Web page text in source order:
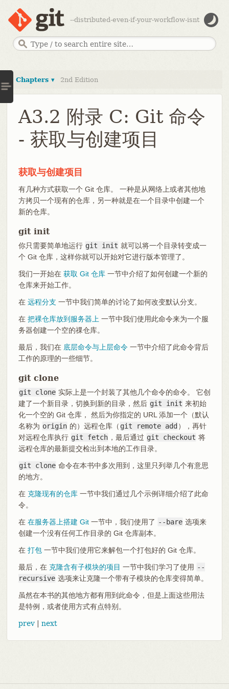
--distributed-even-if-your-workflow-isnt
Chapters ▾ 2nd Edition
A3.2 附录 C: Git 命令
- 获取与创建项目
获取与创建项目
有几种方式获取一个 Git 仓库。 一种是从网络上或者其他地
方拷贝一个现有的仓库，另一种就是在一个目录中创建一个
新的仓库。
git init
你只需要简单地运行 git init 就可以将一个目录转变成一
个 Git 仓库，这样你就可以开始对它进行版本管理了。
我们一开始在 获取 Git 仓库一节中介绍了如何创建一个新的
仓库来开始工作。
在 远程分支 一节中我们简单的讨论了如何改变默认分支。
在 把裸仓库放到服务器上 一节中我们使用此命令来为一个服
务器创建一个空的祼仓库。
最后，我们在 底层命令与上层命令一节中介绍了此命令背后
工作的原理的一些细节。
git clone
git clone 实际上是一个封装了其他几个命令的命令。 它创
建了一个新目录，切换到新的目录，然后 git init 来初始
化一个空的 Git 仓库， 然后为你指定的 URL 添加一个（默认
名称为 origin 的）远程仓库（ git remote add ），再针
对远程仓库执行 git fetch ，最后通过 git checkout 将
远程仓库的最新提交检出到本地的工作目录。
git clone 命令在本书中多次用到，这里只列举几个有意思
的地方。
在 克隆现有的仓库一节中我们通过几个示例详细介绍了此命
令。
在 在服务器上搭建 Git一节中，我们使用了 --bare 选项来
创建一个没有任何工作目录的 Git 仓库副本。
在 打包一节中我们使用它来解包一个打包好的 Git 仓库。
最后，在 克隆含有子模块的项目 一节中我们学习了使用 --
recursive 选项来让克隆一个带有子模块的仓库变得简单。
虽然在本书的其他地方都有用到此命令，但是上面这些用法
是特例，或者使用方式有点特别。
prev| next